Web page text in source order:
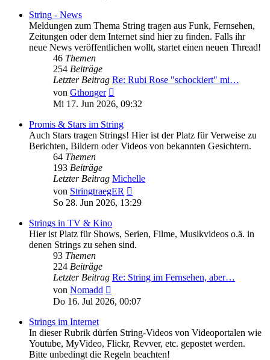
String - News
Meldungen zum Thema String tragen aus Funk, Fernsehen,
Zeitungen oder dem Internet sind hier zu finden. Falls ihr
neue News veröffentlichen wollt, startet einen neuen Thread!
46 Themen
254 Beiträge
Letzter Beitrag Re: Rubi Rose "schockiert" mi…
von Gthonger
Beitrag
Mi 17. Jun 2026, 09:32
Promis & Stars im String
Auch Stars tragen Strings! Hier ist der Platz für Verweise zu
Berichten, Bildern oder Videos von bekannten Gesichtern.
64 Themen
193 Beiträge
Letzter Beitrag Michelle
von StringtraegER
Beitrag
So 28. Jun 2026, 13:29
Strings in TV & Kino
Hier ist Platz für Shows, Serien, Filme, Musikvideos o.ä. in
denen Strings zu sehen sind.
93 Themen
224 Beiträge
Letzter Beitrag Re: String im Fernsehen, aber…
von Nomadd
Beitrag
Do 16. Jul 2026, 00:07
Strings im Internet
In dieser Rubrik dürfen String-Videos von Videoportalen wie
Youtube, MyVideo, Flickr, Revver, etc. gepostet werden.
Bitte unbedingt die Regeln beachten!